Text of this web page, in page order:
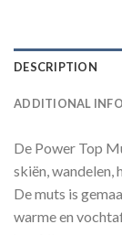
DESCRIPTION
ADDITIONAL
De Power Top
skiën, wandelen,
De muts is
warme en